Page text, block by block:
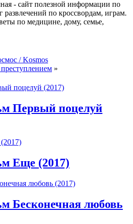
/ Kosmos
»
Первый поцелуй
Еще (2017)
Бесконечная любовь